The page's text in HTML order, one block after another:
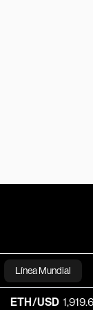
Línea Mundial
Bloomberg
1,919.603